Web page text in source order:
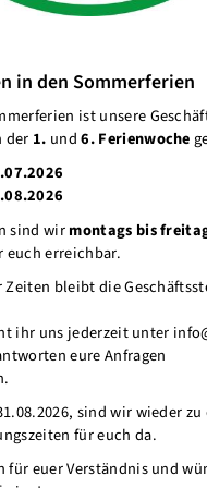
2018
zeigt weitere Eindrücke.
Judo
zeigt weitere Eindrücke.
Archiv
in den Sommerferien
ist unsere
der 1. und6. Ferienwoche
sind wirmontags bis
euch erreichbar.
Zeiten bleibt die
ihr uns jederzeit unter
eure Anfragen
sind wir wieder zu
für euch da.
für euer Verständnis und